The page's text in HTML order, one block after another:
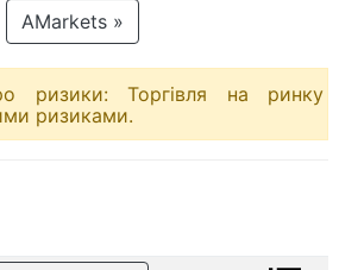
AMarkets »
ризики: Торгівля на ринку
ризиками.